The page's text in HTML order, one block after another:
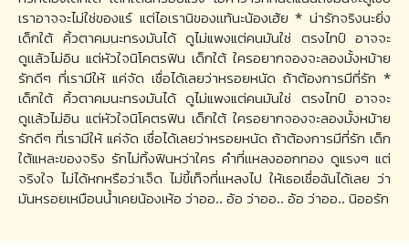
เราอาจจะไม่ใช่ของแร์ แต่ไอเรานิของเเท้นะน้องเฮ้ย * น่ารักจริงนะยิ่ง
เด็กใต้ คิ้วตาคมนะทรงมันได้ ดูไม่แพงแต่คนมันใช่ ตรงไทป์ อาจจะ
ดูเเล้วไม่อิน แต่หัวใจนิโคตรฟิน เด็กใต้ ใครอยากจองจะลองมั้งหม้าย
รักดีๆ ที่เรามีให้ แค่จัด เชื่อได้เลยว่าหรอยหนัด ถ้าต้องการมีที่รัก *
เด็กใต้ คิ้วตาคมนะทรงมันได้ ดูไม่แพงแต่คนมันใช่ ตรงไทป์ อาจจะ
ดูเเล้วไม่อิน แต่หัวใจนิโคตรฟิน เด็กใต้ ใครอยากจองจะลองมั้งหม้าย
รักดีๆ ที่เรามีให้ แค่จัด เชื่อได้เลยว่าหรอยหนัด ถ้าต้องการมีที่รัก เด็ก
ใต้แหละของจริง รักไม่ทิ้งฟินหว่าใคร คำที่เเหลงออกทอง ดูแรงๆ แต่
จริงใจ ไม่ได้หกหรือว่าเจ็ด ไม่ขี้เท็จที่เเหลงไป ให้เธอเชื่อฉันได้เลย ว่า
มันหรอยเหมือนน้ำเคยน้องเห้อ ว่าออ.. อ้อ ว่าออ.. อ้อ ว่าออ.. นิออรัก